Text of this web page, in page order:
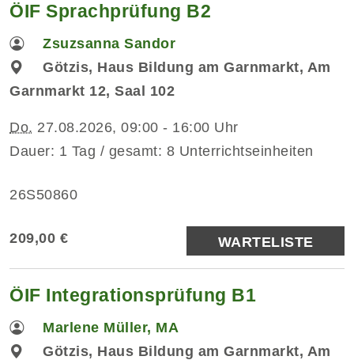
ÖIF Sprachprüfung B2
Zsuzsanna Sandor
Götzis, Haus Bildung am Garnmarkt, Am
Garnmarkt 12, Saal 102
Do. 27.08.2026, 09:00 - 16:00 Uhr
Dauer: 1 Tag / gesamt: 8 Unterrichtseinheiten
26S50860
209,00 € WARTELISTE
ÖIF Integrationsprüfung B1
Marlene Müller, MA
Götzis, Haus Bildung am Garnmarkt, Am